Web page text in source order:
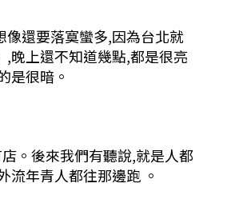
像還要落寞蠻多,因為台北就
,晚上還不知道幾點,都是很亮
是很暗。
。後來我們有聽說,就是人都
流年青人都往那邊跑 。